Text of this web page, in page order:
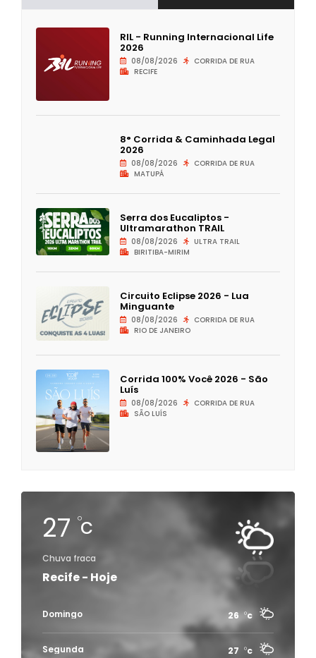
RIL - Running Internacional Life
2026
08/08/2026
CORRIDA DE RUA
RECIFE
8° Corrida & Caminhada Legal
2026
08/08/2026
CORRIDA DE RUA
MATUPÁ
Serra dos Eucaliptos -
Ultramarathon TRAIL
08/08/2026
ULTRA TRAIL
BIRITIBA-MIRIM
Circuito Eclipse 2026 - Lua
Minguante
08/08/2026
CORRIDA DE RUA
RIO DE JANEIRO
Corrida 100% Você 2026 - São
Luís
08/08/2026
CORRIDA DE RUA
SÃO LUÍS
27 c
Chuva fraca
Recife - Hoje
Domingo 26 c
Segunda 27 c